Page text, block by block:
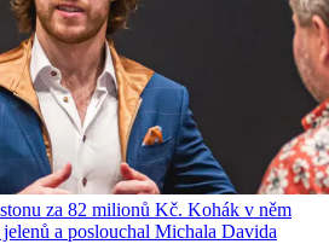
za 82 milionů Kč. Kohák v něm
a poslouchal Michala Davida